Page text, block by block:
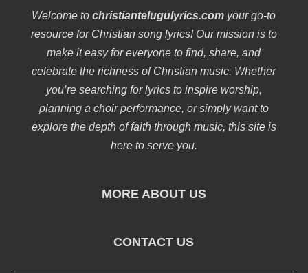
Welcome tochristiantelugulyrics.com your go-to
resource for Christian song lyrics! Our mission is to
make it easy for everyone to find, share, and
celebrate the richness of Christian music. Whether
you’re searching for lyrics to inspire worship,
planning a choir performance, or simply want to
explore the depth of faith through music, this site is
here to serve you.
MORE ABOUT US
CONTACT US